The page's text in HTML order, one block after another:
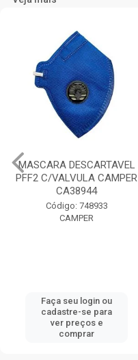
MASCARA DESCARTAVEL
PFF2 C/VALVULA CAMPER
CA38944
Código: 748933
CAMPER
Faça seu login ou
cadastre-se para
ver preços e
comprar